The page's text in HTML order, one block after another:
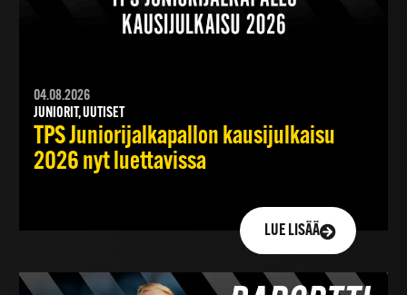
04.08.2026
JUNIORIT, UUTISET
TPS Juniorijalkapallon kausijulkaisu
2026 nyt luettavissa
LUE LISÄÄ